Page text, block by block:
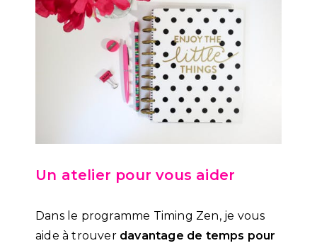
Un atelier pour vous aider
Dans le programme Timing Zen, je vous
aide à trouver davantage de temps pour